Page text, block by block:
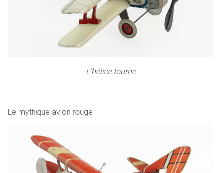
L’hélice tourne
Le mythique avion rouge